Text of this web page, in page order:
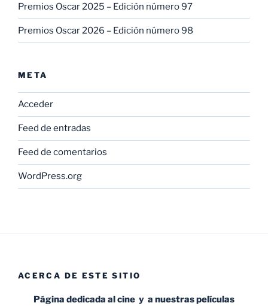
Premios Oscar 2025 – Edición número 97
Premios Oscar 2026 – Edición número 98
META
Acceder
Feed de entradas
Feed de comentarios
WordPress.org
ACERCA DE ESTE SITIO
Página dedicada al cine y a nuestras películas